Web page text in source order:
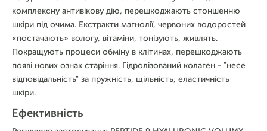
комплексну антивікову дію, перешкоджають стоншенню
шкіри під очима. Екстракти магнолії, червоних водоростей
«постачають» вологу, вітаміни, тонізують, живлять.
Покращують процеси обміну в клітинах, перешкоджають
появі нових ознак старіння. Гідролізований колаген - "несе
відповідальність" за пружність, щільність, еластичність
шкіри.
Ефективність